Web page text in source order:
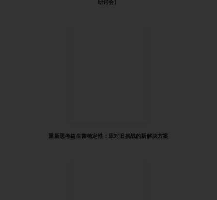
研讨会）
重新思考益生菌稳定性：应对旧挑战的新解决方案